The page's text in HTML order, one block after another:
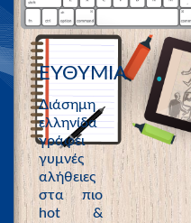
ΕΥΘΥΜΙΑ
Διάσημη
ελληνίδα
γράφει
γυμνές
αλήθειες
στα πιο
hot &